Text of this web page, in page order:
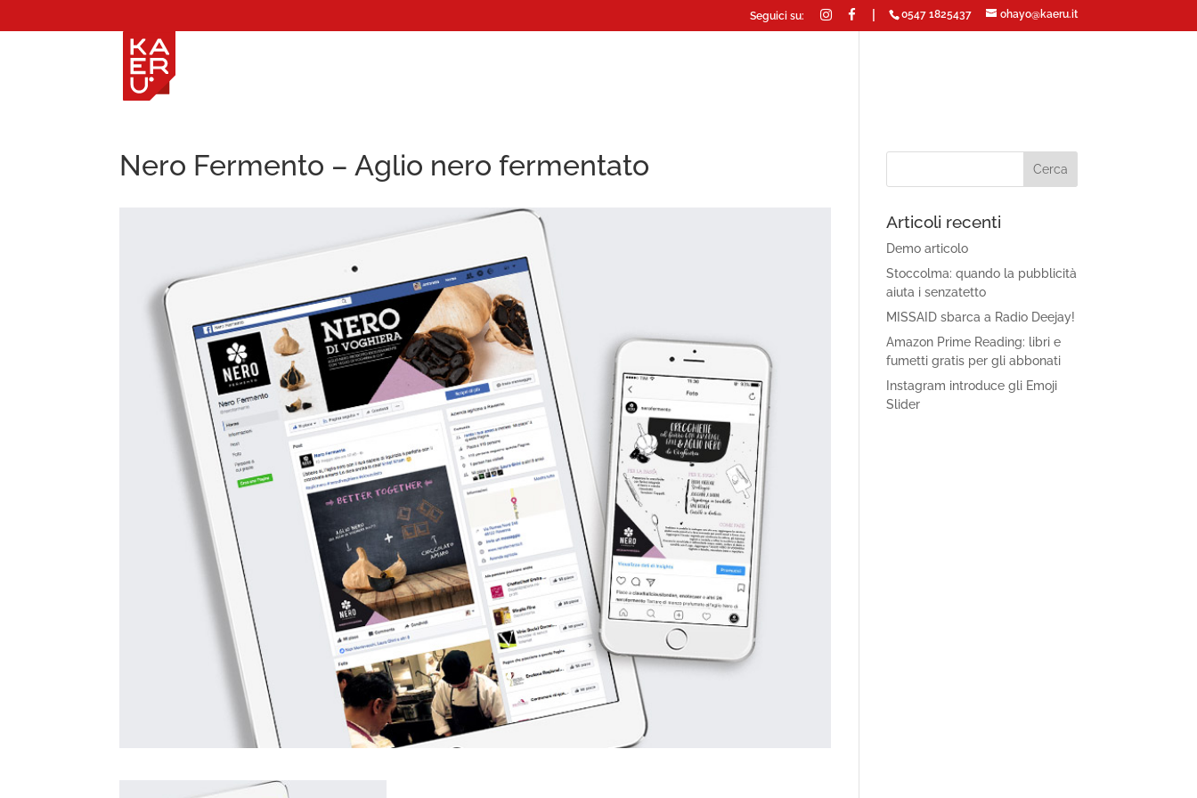
0547 1825437 ohayo@kaeru.it
Seguici su:
Nero Fermento – Aglio nero fermentato
Articoli recenti
Demo articolo
Stoccolma: quando la pubblicità
aiuta i senzatetto
MISSAID sbarca a Radio Deejay!
Amazon Prime Reading: libri e
fumetti gratis per gli abbonati
Instagram introduce gli Emoji
Slider